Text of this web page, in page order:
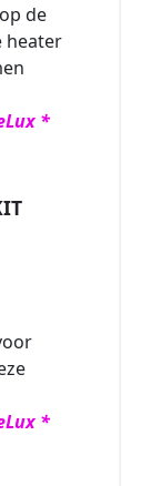
de
heater
*
*